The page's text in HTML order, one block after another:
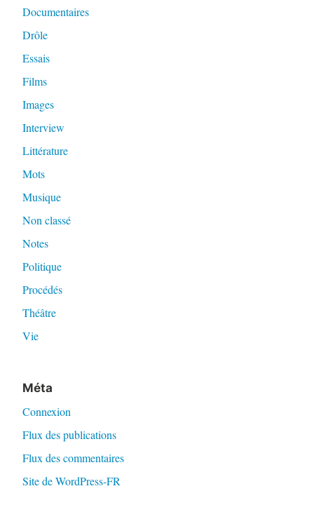
Documentaires
Drôle
Essais
Films
Images
Interview
Littérature
Mots
Musique
Non classé
Notes
Politique
Procédés
Théâtre
Vie
Méta
Connexion
Flux des publications
Flux des commentaires
Site de WordPress-FR